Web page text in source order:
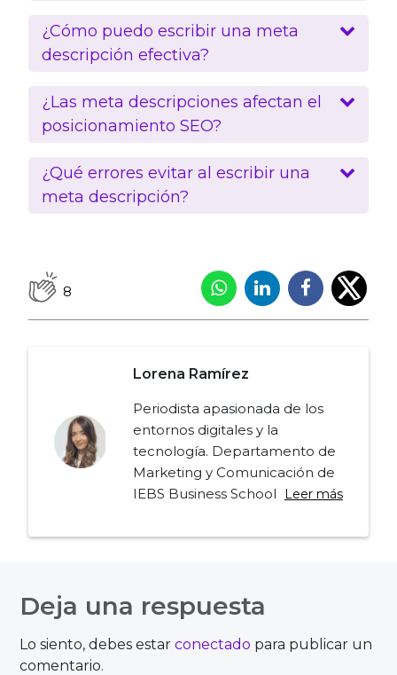
¿Cómo puedo escribir una meta
descripción efectiva?
¿Las meta descripciones afectan el
posicionamiento SEO?
¿Qué errores evitar al escribir una
meta descripción?
8
Lorena Ramírez
Periodista apasionada de los
entornos digitales y la
tecnología. Departamento de
Marketing y Comunicación de
IEBS Business School
Leer más
de
entradas
Deja una respuesta
Lo siento, debes estarconectado para publicar un
comentario.